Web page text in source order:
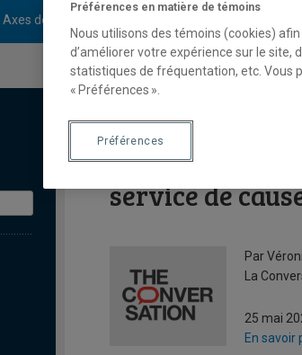
Axes de recherche
L’intersection
service de
Par
La
25 mai
En savoir
Préférences en matière de témoins
Nous utilisons des témoins (cookies)
d’améliorer votre expérience sur le site,
statistiques de fréquentation, etc. Vous
« Préférences ».
Préférences